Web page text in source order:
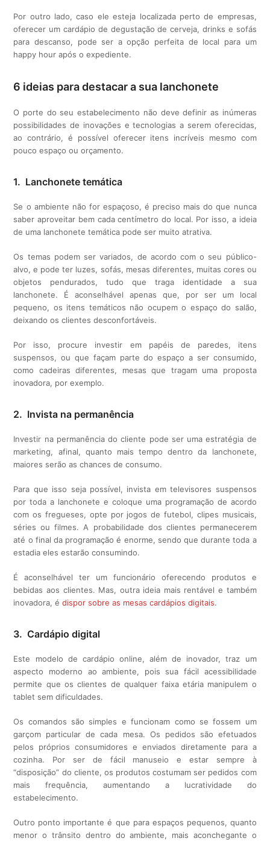
Por outro lado, caso ele esteja localizada perto de empresas,
oferecer um cardápio de degustação de cerveja, drinks e sofás
para descanso, pode ser a opção perfeita de local para um
happy hour após o expediente.
6 ideias para destacar a sua lanchonete
O porte do seu estabelecimento não deve definir as inúmeras
possibilidades de inovações e tecnologias a serem oferecidas,
ao contrário, é possível oferecer itens incríveis mesmo com
pouco espaço ou orçamento.
1. Lanchonete temática
Se o ambiente não for espaçoso, é preciso mais do que nunca
saber aproveitar bem cada centímetro do local. Por isso, a ideia
de uma lanchonete temática pode ser muito atrativa.
Os temas podem ser variados, de acordo com o seu público-
alvo, e pode ter luzes, sofás, mesas diferentes, muitas cores ou
objetos pendurados, tudo que traga identidade a sua
lanchonete. É aconselhável apenas que, por ser um local
pequeno, os itens temáticos não ocupem o espaço do salão,
deixando os clientes desconfortáveis.
Por isso, procure investir em papéis de paredes, itens
suspensos, ou que façam parte do espaço a ser consumido,
como cadeiras diferentes, mesas que tragam uma proposta
inovadora, por exemplo.
2. Invista na permanência
Investir na permanência do cliente pode ser uma estratégia de
marketing, afinal, quanto mais tempo dentro da lanchonete,
maiores serão as chances de consumo.
Para que isso seja possível, invista em televisores suspensos
por toda a lanchonete e coloque uma programação de acordo
com os fregueses, opte por jogos de futebol, clipes musicais,
séries ou filmes. A probabilidade dos clientes permanecerem
até o final da programação é enorme, sendo que durante toda a
estadia eles estarão consumindo.
É aconselhável ter um funcionário oferecendo produtos e
bebidas aos clientes. Mas, outra ideia mais rentável e também
inovadora, édispor sobre as mesas cardápios digitais.
3. Cardápio digital
Este modelo de cardápio online, além de inovador, traz um
aspecto moderno ao ambiente, pois sua fácil acessibilidade
permite que os clientes de qualquer faixa etária manipulem o
tablet sem dificuldades.
Os comandos são simples e funcionam como se fossem um
garçom particular de cada mesa. Os pedidos são efetuados
pelos próprios consumidores e enviados diretamente para a
cozinha. Por ser de fácil manuseio e estar sempre à
“disposição” do cliente, os produtos costumam ser pedidos com
mais frequência, aumentando a lucratividade do
estabelecimento.
Outro ponto importante é que para espaços pequenos, quanto
menor o trânsito dentro do ambiente, mais aconchegante o